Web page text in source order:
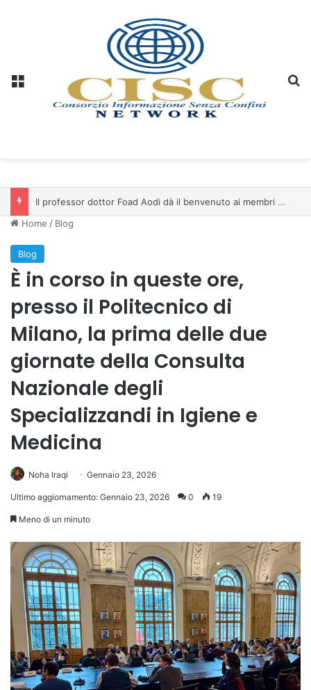
Il professor dottor Foad Aodi dà il benvenuto ai membri del Comitato per le Scienze delle Piramidi e le Scienze Archeologiche…
Home / Blog
Blog
È in corso in queste ore,
presso il Politecnico di
Milano, la prima delle due
giornate della Consulta
Nazionale degli
Specializzandi in Igiene e
Medicina
Noha Iraqi Gennaio 23, 2026
Ultimo aggiornamento: Gennaio 23, 2026 0 19
Meno di un minuto